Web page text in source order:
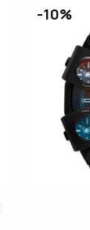
-10%